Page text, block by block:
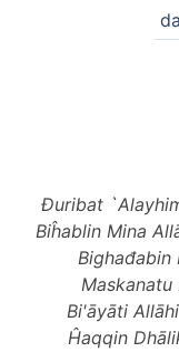
Đuribat
Biĥablin Mina
Maskanatu
Bi'āyāti
Ĥaqqin